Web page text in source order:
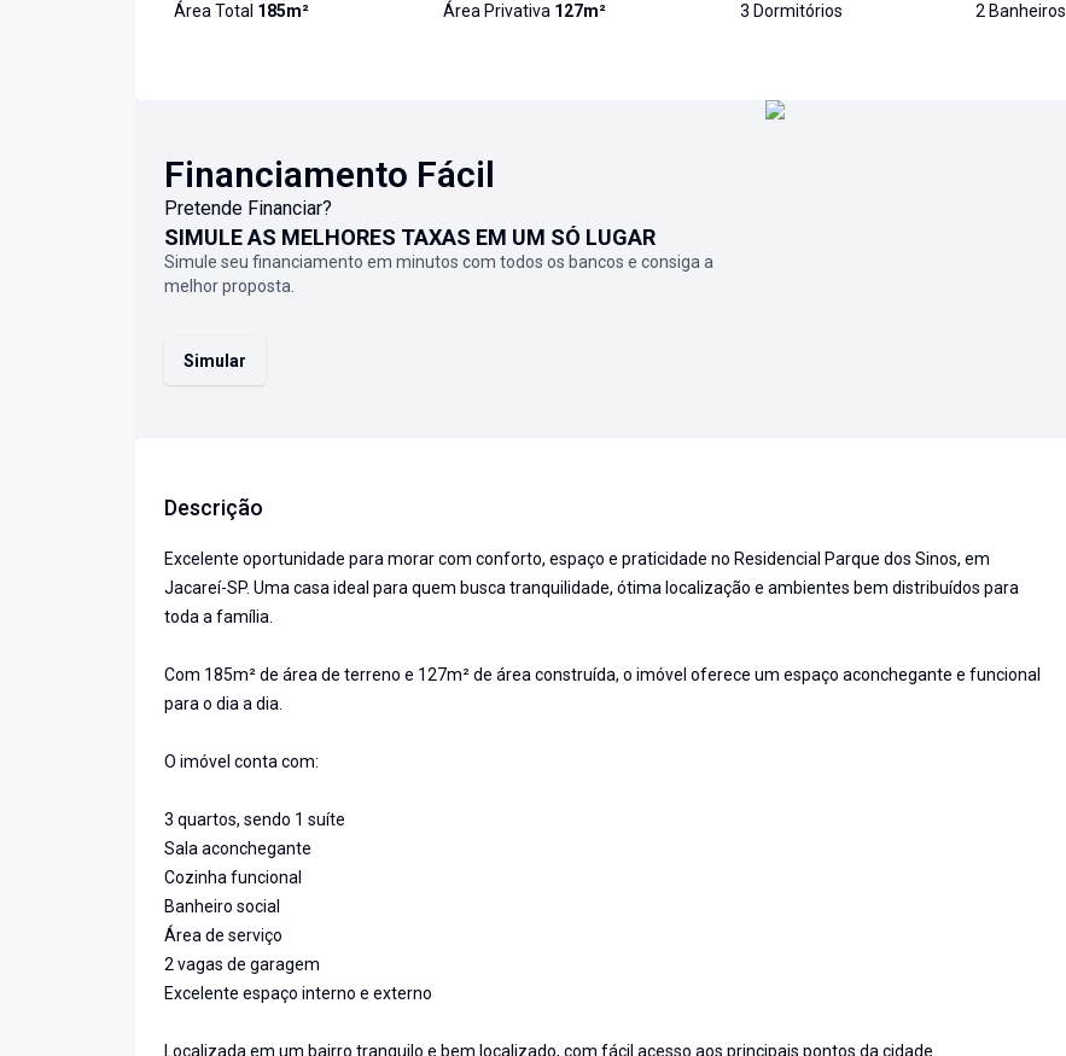
Área Total 185m² Área Privativa 127m² 3 Dormitórios 2 Banheiros
Financiamento Fácil
Pretende Financiar?
SIMULE AS MELHORES TAXAS EM UM SÓ LUGAR
Simule seu financiamento em minutos com todos os bancos e consiga a
melhor proposta.
Simular
Descrição
Excelente oportunidade para morar com conforto, espaço e praticidade no Residencial Parque dos Sinos, em
Jacareí-SP. Uma casa ideal para quem busca tranquilidade, ótima localização e ambientes bem distribuídos para
toda a família.
Com 185m² de área de terreno e 127m² de área construída, o imóvel oferece um espaço aconchegante e funcional
para o dia a dia.
O imóvel conta com:
3 quartos, sendo 1 suíte
Sala aconchegante
Cozinha funcional
Banheiro social
Área de serviço
2 vagas de garagem
Excelente espaço interno e externo
Localizada em um bairro tranquilo e bem localizado, com fácil acesso aos principais pontos da cidade.